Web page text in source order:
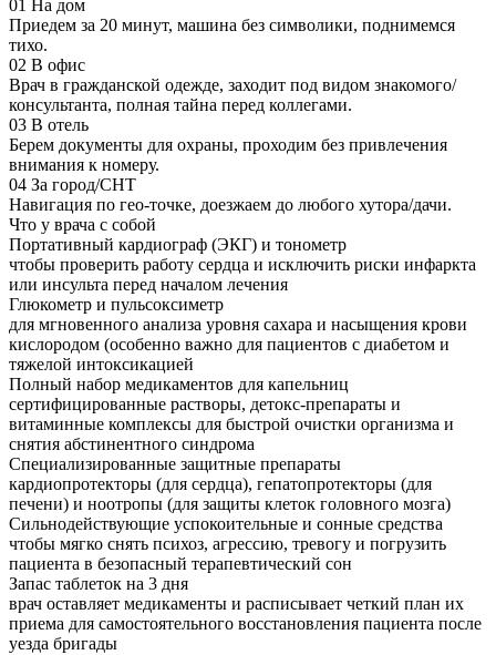
01 На дом
Приедем за 20 минут, машина без символики, поднимемся
тихо.
02 В офис
Врач в гражданской одежде, заходит под видом знакомого/
консультанта, полная тайна перед коллегами.
03 В отель
Берем документы для охраны, проходим без привлечения
внимания к номеру.
04 За город/СНТ
Навигация по гео-точке, доезжаем до любого хутора/дачи.
Что у врача с собой
Портативный кардиограф (ЭКГ) и тонометр
чтобы проверить работу сердца и исключить риски инфаркта
или инсульта перед началом лечения
Глюкометр и пульсоксиметр
для мгновенного анализа уровня сахара и насыщения крови
кислородом (особенно важно для пациентов с диабетом и
тяжелой интоксикацией
Полный набор медикаментов для капельниц
сертифицированные растворы, детокс-препараты и
витаминные комплексы для быстрой очистки организма и
снятия абстинентного синдрома
Специализированные защитные препараты
кардиопротекторы (для сердца), гепатопротекторы (для
печени) и ноотропы (для защиты клеток головного мозга)
Сильнодействующие успокоительные и сонные средства
чтобы мягко снять психоз, агрессию, тревогу и погрузить
пациента в безопасный терапевтический сон
Запас таблеток на 3 дня
врач оставляет медикаменты и расписывает четкий план их
приема для самостоятельного восстановления пациента после
уезда бригады